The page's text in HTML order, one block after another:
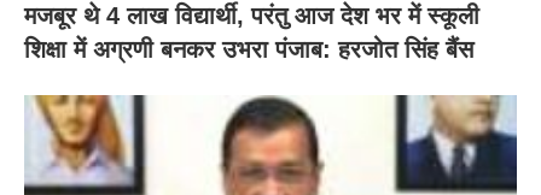
मजबूर थे 4 लाख विद्यार्थी, परंतु आज देश भर में स्कूली
शिक्षा में अग्रणी बनकर उभरा पंजाब: हरजोत सिंह बैंस